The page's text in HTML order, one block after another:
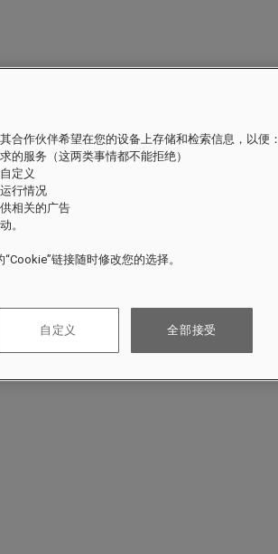
合作伙伴希望在您的设备上存储和检索信息，以便：
的服务（这两类事情都不能拒绝）
定义
行情况
相关的广告
。
链接随时修改您的选择。
自定义 全部接受